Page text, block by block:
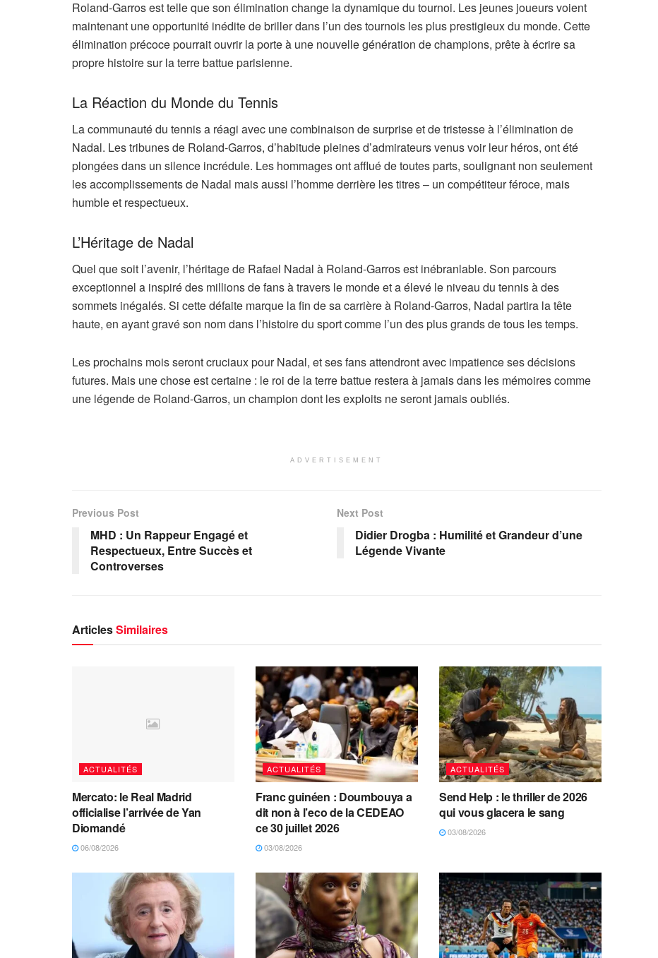
Roland-Garros est telle que son élimination change la dynamique du tournoi. Les jeunes joueurs voient
maintenant une opportunité inédite de briller dans l’un des tournois les plus prestigieux du monde. Cette
élimination précoce pourrait ouvrir la porte à une nouvelle génération de champions, prête à écrire sa
propre histoire sur la terre battue parisienne.
La Réaction du Monde du Tennis
La communauté du tennis a réagi avec une combinaison de surprise et de tristesse à l’élimination de
Nadal. Les tribunes de Roland-Garros, d’habitude pleines d’admirateurs venus voir leur héros, ont été
plongées dans un silence incrédule. Les hommages ont afflué de toutes parts, soulignant non seulement
les accomplissements de Nadal mais aussi l’homme derrière les titres – un compétiteur féroce, mais
humble et respectueux.
L’Héritage de Nadal
Quel que soit l’avenir, l’héritage de Rafael Nadal à Roland-Garros est inébranlable. Son parcours
exceptionnel a inspiré des millions de fans à travers le monde et a élevé le niveau du tennis à des
sommets inégalés. Si cette défaite marque la fin de sa carrière à Roland-Garros, Nadal partira la tête
haute, en ayant gravé son nom dans l’histoire du sport comme l’un des plus grands de tous les temps.
Les prochains mois seront cruciaux pour Nadal, et ses fans attendront avec impatience ses décisions
futures. Mais une chose est certaine : le roi de la terre battue restera à jamais dans les mémoires comme
une légende de Roland-Garros, un champion dont les exploits ne seront jamais oubliés.
ADVERTISEMENT
Previous Post
MHD : Un Rappeur Engagé et
Respectueux, Entre Succès et
Controverses
Next Post
Didier Drogba : Humilité et Grandeur d’une
Légende Vivante
ArticlesSimilaires
ACTUALITÉS
Mercato: le Real Madrid
officialise l’arrivée de Yan
Diomandé
06/08/2026
ACTUALITÉS
Franc guinéen : Doumbouya a
dit non à l’eco de la CEDEAO
ce 30 juillet 2026
03/08/2026
ACTUALITÉS
Send Help : le thriller de 2026
qui vous glacera le sang
03/08/2026